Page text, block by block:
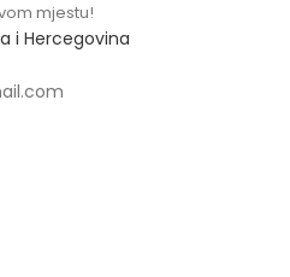
mjestu!
i Hercegovina